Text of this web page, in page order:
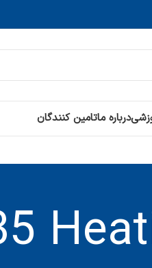
درباره ماتامین کنندگان